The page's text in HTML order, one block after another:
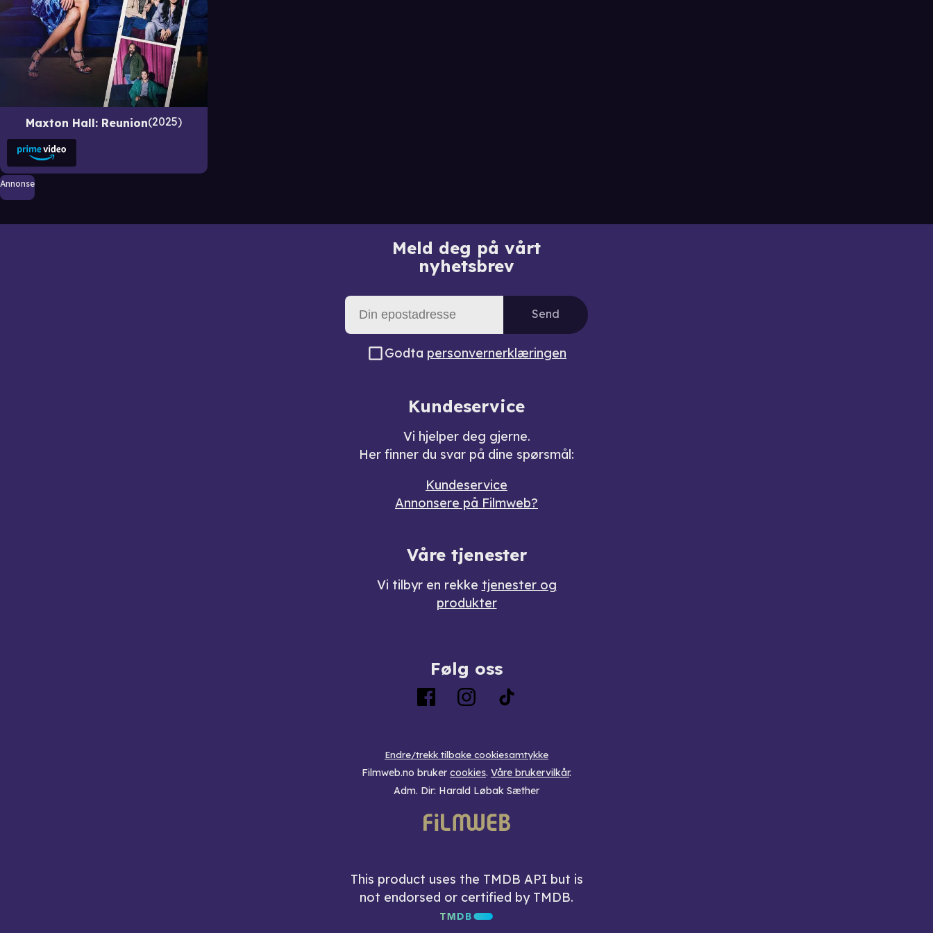
Maxton Hall: Reunion 2025
Annonse
Meld deg på vårt
nyhetsbrev
Send
Godta personvernerklæringen
Kundeservice
Vi hjelper deg gjerne.
Her finner du svar på dine spørsmål:
Kundeservice
Annonsere på Filmweb?
Våre tjenester
Vi tilbyr en rekke tjenester og
produkter
Følg oss
Endre/trekk tilbake cookiesamtykke
Filmweb.no bruker cookies. Våre brukervilkår.
Adm. Dir: Harald Løbak Sæther
This product uses the TMDB API but is
not endorsed or certified by TMDB.